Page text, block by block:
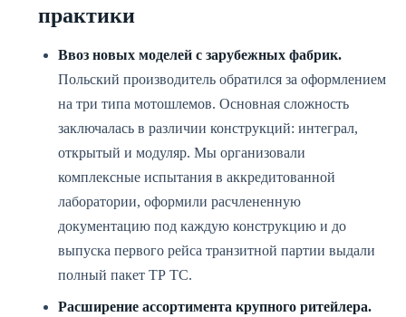
практики
Ввоз новых моделей с зарубежных фабрик.
Польский производитель обратился за оформлением
на три типа мотошлемов. Основная сложность
заключалась в различии конструкций: интеграл,
открытый и модуляр. Мы организовали
комплексные испытания в аккредитованной
лаборатории, оформили расчлененную
документацию под каждую конструкцию и до
выпуска первого рейса транзитной партии выдали
полный пакет ТР ТС.
Расширение ассортимента крупного ритейлера.